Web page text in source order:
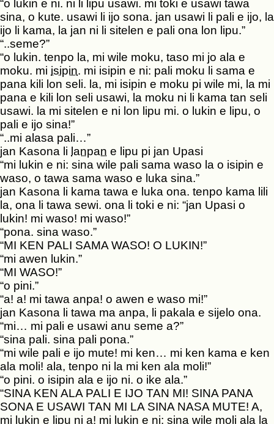
“o lukin e ni. ni li lipu usawi. mi toki e usawi tawa
sina, o kute. usawi li ijo sona. jan usawi li pali e ijo, la
ijo li kama, la jan ni li sitelen e pali ona lon lipu.”
“..seme?”
“o lukin. tenpo la, mi wile moku, taso mi jo ala e
moku. mi isipin. mi isipin e ni: pali moku li sama e
pana kili lon seli. la, mi isipin e moku pi wile mi, la mi
pana e kili lon seli usawi, la moku ni li kama tan seli
usawi. la mi sitelen e ni lon lipu mi. o lukin e lipu, o
pali e ijo sina!”
“..mi alasa pali…”
jan Kasona li lanpan e lipu pi jan Upasi
“mi lukin e ni: sina wile pali sama waso la o isipin e
waso, o tawa sama waso e luka sina.”
jan Kasona li kama tawa e luka ona. tenpo kama lili
la, ona li tawa sewi. ona li toki e ni: “jan Upasi o
lukin! mi waso! mi waso!”
“pona. sina waso.”
“MI KEN PALI SAMA WASO! O LUKIN!”
“mi awen lukin.”
“MI WASO!”
“o pini.”
“a! a! mi tawa anpa! o awen e waso mi!”
jan Kasona li tawa ma anpa, li pakala e sijelo ona.
“mi… mi pali e usawi anu seme a?”
“sina pali. sina pali pona.”
“mi wile pali e ijo mute! mi ken… mi ken kama e ken
ala moli! ala, tenpo ni la mi ken ala moli!”
“o pini. o isipin ala e ijo ni. o ike ala.”
“SINA KEN ALA PALI E IJO TAN MI! SINA PANA
SONA E USAWI TAN MI LA SINA NASA MUTE! A,
mi lukin e lipu ni a! mi lukin e ni: sina wile moli ala la